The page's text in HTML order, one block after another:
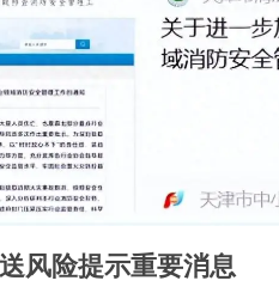
风险提示重要消息